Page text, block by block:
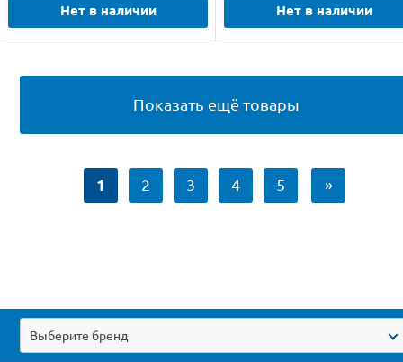
Нет в наличии Нет в наличии
Показать ещё товары
1 2 3 4 5 »
Выберите бренд